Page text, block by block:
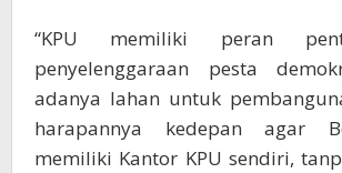
“KPU memiliki peran
penyelenggaraan pesta
adanya lahan untuk
harapannya kedepan agar
memiliki Kantor KPU sendiri,